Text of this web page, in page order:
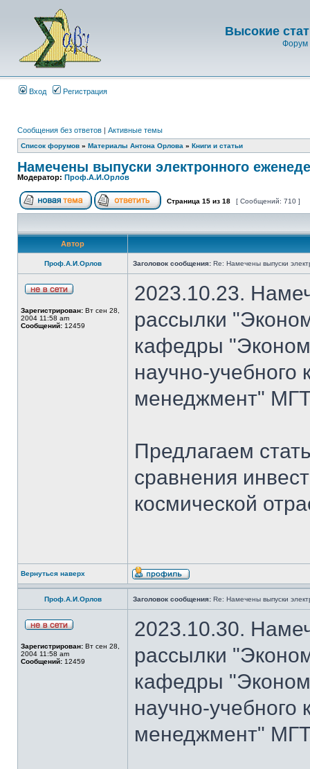
Высокие
Форум
Вход Регистрация
Сообщения без ответов | Активные темы
Список форумов » Материалы Антона Орлова » Книги и статьи
Намечены выпуски электронного
Модератор: Проф.А.И.Орлов
Страница 15 из 18 [ Сообщений: 710 ]
Автор
Проф.А.И.Орлов Заголовок сообщения: Re: Намечены выпуски
Зарегистрирован: Вт сен 28,
2004 11:58 am
Сообщений: 12459
2023.10.23.
рассылки
кафедры
научно-
менеджмент"
Предлагаем
сравнения
космической
Вернуться наверх
Проф.А.И.Орлов Заголовок сообщения: Re: Намечены выпуски
Зарегистрирован: Вт сен 28,
2004 11:58 am
Сообщений: 12459
2023.10.30.
рассылки
кафедры
научно-
менеджмент"